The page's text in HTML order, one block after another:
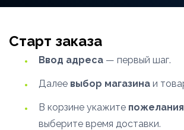
Старт заказа
Ввод адреса — первый шаг.
Далее выбор магазина и
В корзине укажите
выберите время доставки.